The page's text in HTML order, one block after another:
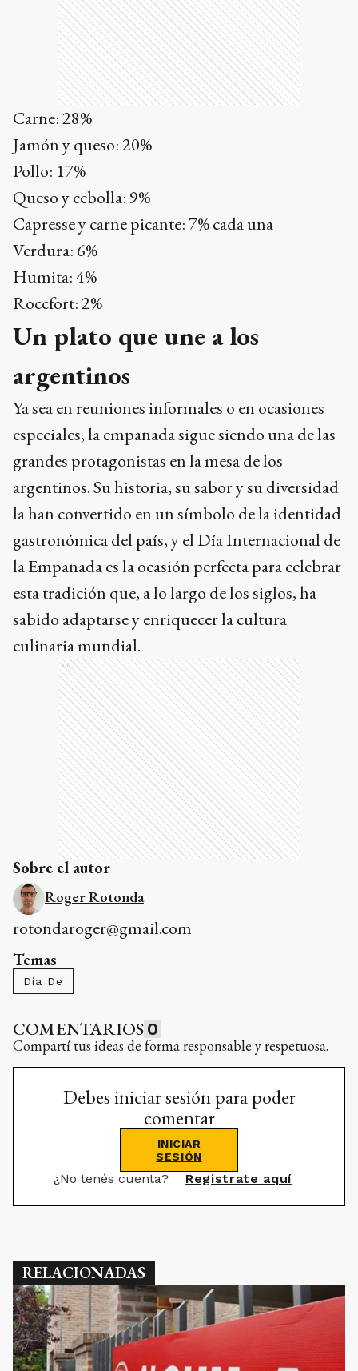
Carne: 28%
Jamón y queso: 20%
Pollo: 17%
Queso y cebolla: 9%
Capresse y carne picante: 7% cada una
Verdura: 6%
Humita: 4%
Roccfort: 2%
Un plato que une a los
argentinos
Ya sea en reuniones informales o en ocasiones
especiales, la empanada sigue siendo una de las
grandes protagonistas en la mesa de los
argentinos. Su historia, su sabor y su diversidad
la han convertido en un símbolo de la identidad
gastronómica del país, y el Día Internacional de
la Empanada es la ocasión perfecta para celebrar
esta tradición que, a lo largo de los siglos, ha
sabido adaptarse y enriquecer la cultura
culinaria mundial.
Ads
Sobre el autor
Roger Rotonda
rotondaroger@gmail.com
Temas
Día De
COMENTARIOS 0
Compartí tus ideas de forma responsable y respetuosa.
Debes iniciar sesión para poder
comentar
INICIAR
SESIÓN
¿No tenés cuenta? Registrate aquí
RELACIONADAS